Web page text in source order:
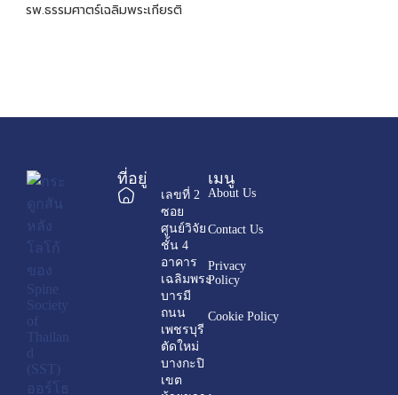
รพ.ธรรมศาตร์เฉลิมพระเกียรติ
ที่อยู่
เลขที่ 2
ซอย
ศูนย์วิจัย
ชั้น 4
อาคาร
เฉลิมพระ
บารมี
ถนน
เพชรบุรี
ตัดใหม่
บางกะปิ
เขต
เมนู
About Us
Contact Us
Privacy
Policy
Cookie Policy